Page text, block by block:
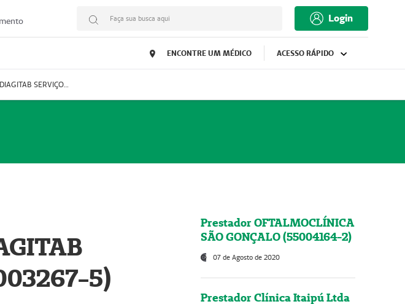
Faça sua busca aqui Login
ENCONTRE UM MÉDICO ACESSO RÁPIDO
MUDANÇA DE ENDEREÇO - DIAGITAB SERVIÇOS MÉDICOS LTDA (54003267-5)
5)
Prestador OFTALMOCLÍNICA
SÃO GONÇALO (55004164-2)
07 de Agosto de 2020
Prestador Clínica Itaipú Ltda